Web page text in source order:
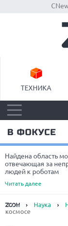
ТЕХНИКА
В ФОКУСЕ
Найдена область
отвечающая за
людей к роботам
Читать далее
Наука
космосе